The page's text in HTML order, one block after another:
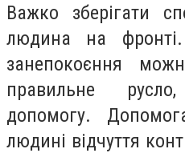
Важко зберігати
людина на
занепокоєння
правильне
допомогу.
людині відчуття